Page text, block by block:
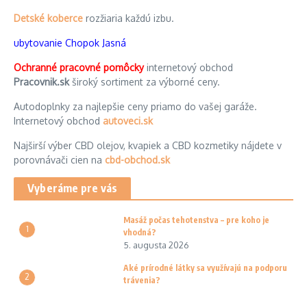
Detské koberce rozžiaria každú izbu.
ubytovanie Chopok Jasná
Ochranné pracovné pomôckyinternetový obchod
Pracovnik.skširoký sortiment za výborné ceny.
Autodoplnky za najlepšie ceny priamo do vašej garáže.
Internetový obchod autoveci.sk
Najširší výber CBD olejov, kvapiek a CBD kozmetiky nájdete v
porovnávači cien na cbd-obchod.sk
Vyberáme pre vás
1
Masáž počas tehotenstva – pre koho je
vhodná?
5. augusta 2026
2
Aké prírodné látky sa využívajú na podporu
trávenia?